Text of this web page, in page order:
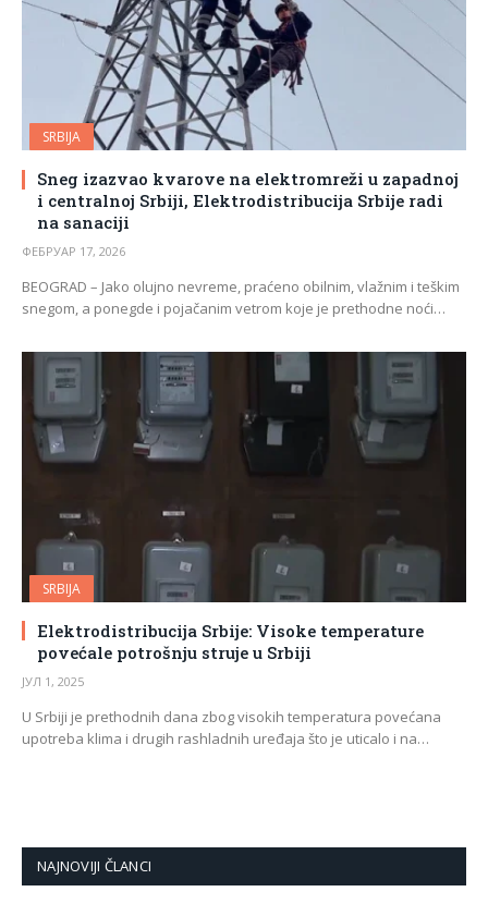
SRBIJA
Sneg izazvao kvarove na elektromreži u zapadnoj
i centralnoj Srbiji, Elektrodistribucija Srbije radi
na sanaciji
ФЕБРУАР 17, 2026
BEOGRAD – Jako olujno nevreme, praćeno obilnim, vlažnim i teškim
snegom, a ponegde i pojačanim vetrom koje je prethodne noći…
SRBIJA
Elektrodistribucija Srbije: Visoke temperature
povećale potrošnju struje u Srbiji
ЈУЛ 1, 2025
U Srbiji je prethodnih dana zbog visokih temperatura povećana
upotreba klima i drugih rashladnih uređaja što je uticalo i na…
NAJNOVIJI ČLANCI